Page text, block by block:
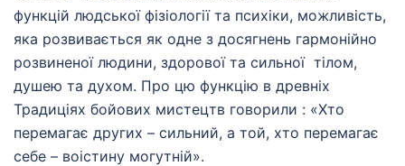
функцій людської фізіології та психіки, можливість,
яка розвивається як одне з досягнень гармонійно
розвиненої людини, здорової та сильної тілом,
душею та духом. Про цю функцію в древніх
Традиціях бойових мистецтв говорили : «Хто
перемагає других – сильний, а той, хто перемагає
себе – воістину могутній».